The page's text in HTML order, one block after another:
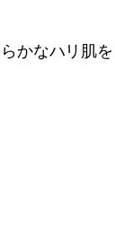
かなハリ肌を